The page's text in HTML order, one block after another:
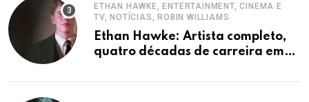
ETHAN HAWKE, ENTERTAINMENT, CINEMA E
TV, NOTÍCIAS, ROBIN WILLIAMS
Ethan Hawke: Artista completo,
quatro décadas de carreira em